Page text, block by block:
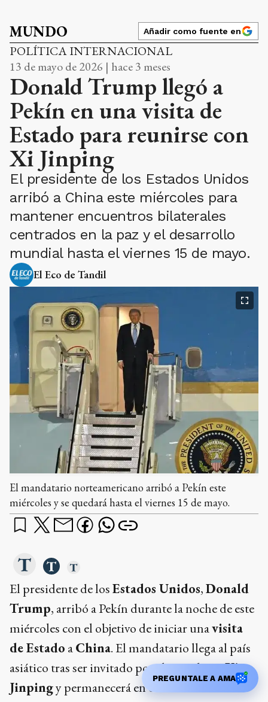
MUNDO Añadir como fuente en
POLÍTICA INTERNACIONAL
13 de mayo de 2026 | hace 3 meses
Donald Trump llegó a
Pekín en una visita de
Estado para reunirse con
Xi Jinping
El presidente de los Estados Unidos
arribó a China este miércoles para
mantener encuentros bilaterales
centrados en la paz y el desarrollo
mundial hasta el viernes 15 de mayo.
El Eco de Tandil
El mandatario norteamericano arribó a Pekín este
miércoles y se quedará hasta el viernes 15 de mayo.
El presidente de losEstados Unidos,Donald
Trump, arribó a Pekín durante la noche de este
miércoles con el objetivo de iniciar unavisita
de Estado aChina. El mandatario llega al país
asiático tras ser invitado por el presidenteXi
Jinpingy permanecerá en el territorio hasta el
PREGUNTALE A AMA